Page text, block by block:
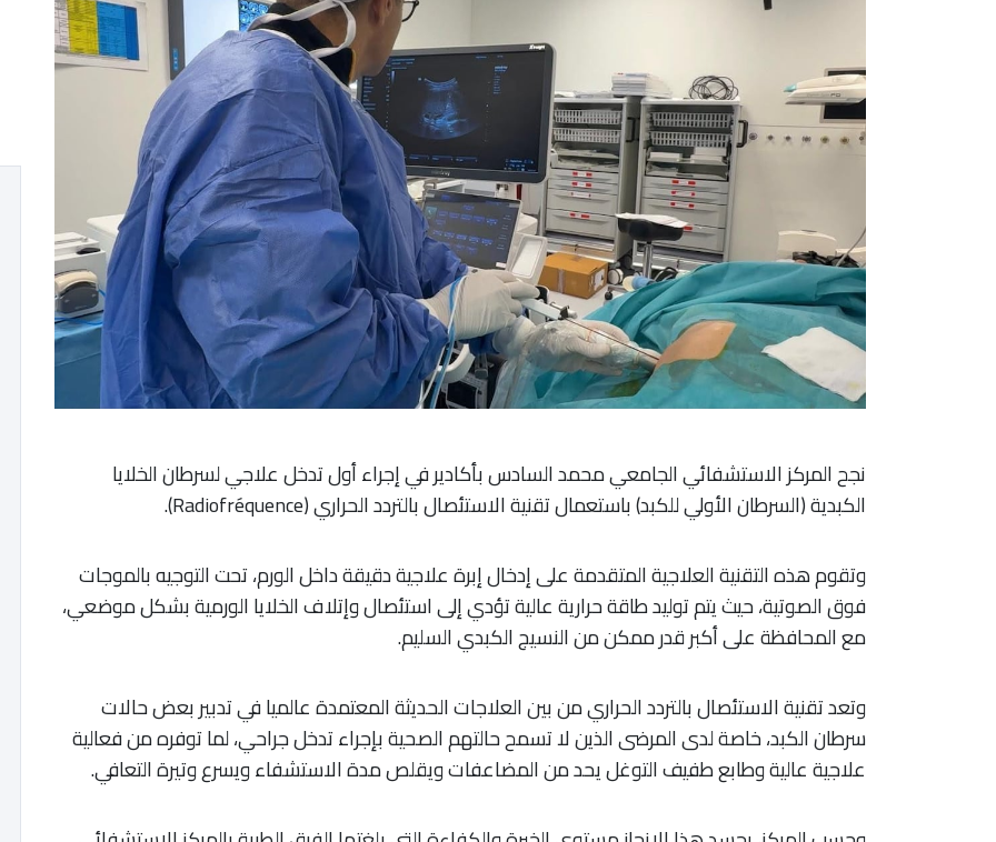
نجح المركز الاستشفائي الجامعي محمد السادس بأكادير في إجراء أول تدخل علاجي لسرطان الخلايا
الكبدية (السرطان الأولي للكبد) باستعمال تقنية الاستئصال بالتردد الحراري (Radiofréquence).
وتقوم هذه التقنية العلاجية المتقدمة على إدخال إبرة علاجية دقيقة داخل الورم، تحت التوجيه بالموجات
فوق الصوتية، حيث يتم توليد طاقة حرارية عالية تؤدي إلى استئصال وإتلاف الخلايا الورمية بشكل موضعي،
مع المحافظة على أكبر قدر ممكن من النسيج الكبدي السليم.
وتعد تقنية الاستئصال بالتردد الحراري من بين العلاجات الحديثة المعتمدة عالميا في تدبير بعض حالات
سرطان الكبد، خاصة لدى المرضى الذين لا تسمح حالتهم الصحية بإجراء تدخل جراحي، لما توفره من فعالية
علاجية عالية وطابع طفيف التوغل يحد من المضاعفات ويقلص مدة الاستشفاء ويسرع وتيرة التعافي.